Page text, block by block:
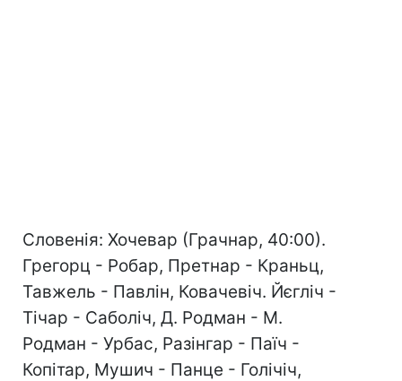
Словенія: Хочевар (Грачнар, 40:00).
Грегорц - Робар, Претнар - Краньц,
Тавжель - Павлін, Ковачевіч. Йєгліч -
Тічар - Саболіч, Д. Родман - М.
Родман - Урбас, Разінгар - Паїч -
Копітар, Мушич - Панце - Голічіч,